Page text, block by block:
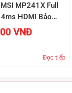
MP241X Full
HDMI Bảo
VNĐ
Đọc tiếp